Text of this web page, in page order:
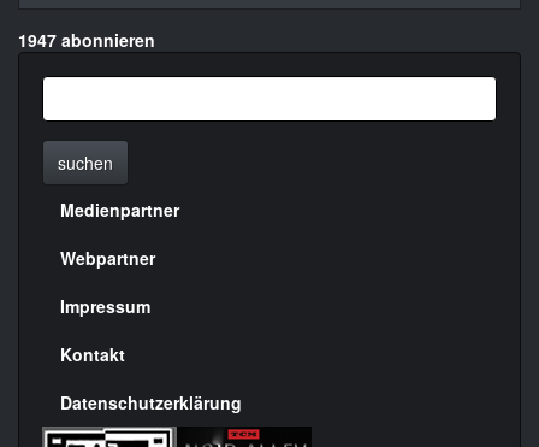
1947 abonnieren
suchen
Menülinks
rechte
Seite
Medienpartner
Webpartner
Impressum
Kontakt
Datenschutzerklärung